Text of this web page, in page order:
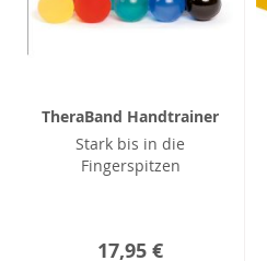
TheraBand Handtrainer
Stark bis in die
Fingerspitzen
17,95 €